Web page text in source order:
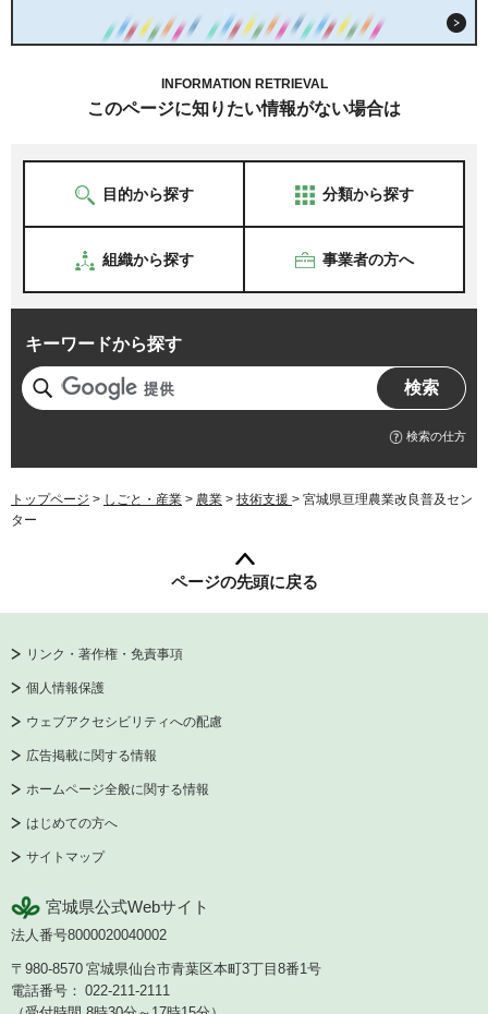
INFORMATION RETRIEVAL
このページに知りたい情報がない場合は
目的から探す 分類から探す
組織から探す 事業者の方へ
キーワードから探す
検索の仕方
トップページ > しごと・産業 > 農業 > 技術支援 > 宮城県亘理農業改良普及セン
ター
ページの先頭に戻る
リンク・著作権・免責事項
個人情報保護
ウェブアクセシビリティへの配慮
広告掲載に関する情報
ホームページ全般に関する情報
はじめての方へ
サイトマップ
宮城県公式Webサイト
法人番号8000020040002
〒980-8570 宮城県仙台市青葉区本町3丁目8番1号
電話番号： 022-211-2111